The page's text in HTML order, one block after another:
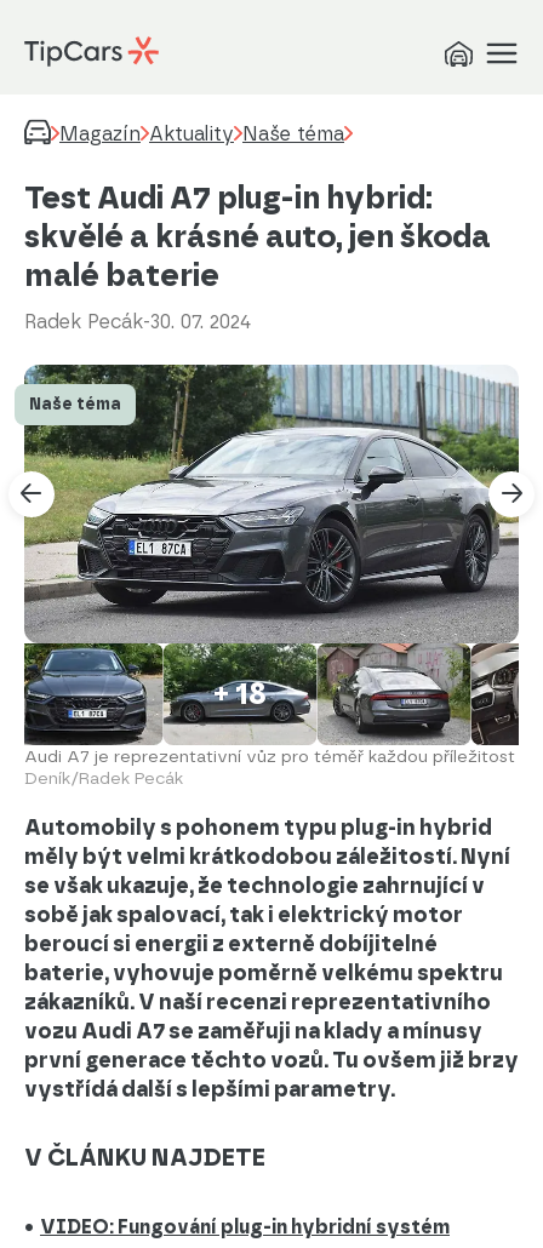
Magazín Aktuality Naše téma
Test Audi A7 plug-in hybrid:
skvělé a krásné auto, jen škoda
malé baterie
Radek Pecák-30. 07. 2024
+ 18
Audi A7 je reprezentativní vůz pro téměř každou příležitost
Deník/Radek Pecák
Naše téma
Automobily s pohonem typu plug-in hybrid
měly být velmi krátkodobou záležitostí. Nyní
se však ukazuje, že technologie zahrnující v
sobě jak spalovací, tak i elektrický motor
beroucí si energii z externě dobíjitelné
baterie, vyhovuje poměrně velkému spektru
zákazníků. V naší recenzi reprezentativního
vozu Audi A7 se zaměřuji na klady a mínusy
první generace těchto vozů. Tu ovšem již brzy
vystřídá další s lepšími parametry.
V ČLÁNKU NAJDETE
• VIDEO: Fungování plug-in hybridní systém